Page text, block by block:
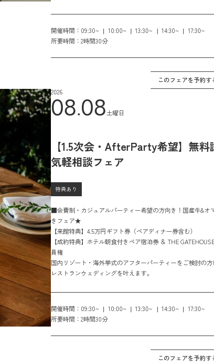
開催時間： 09:30~ 10:00~ 13:30~ 14:30~
17:30~
所要時間： 2時間30分
このフェアを予約す
2026
08.08土曜日
【1.5次会・AfterParty希望】無
気軽相談フェア
特典あり
■会費制・カジュアルパーティー希望の方向き！国産牛&オ
きフェア★
【来館特典】4.5万円ギフト券（ペアディナー券含む）
【成約特典】ホテル朝食付きペア宿泊券 ＆ THE
員権
国内リゾート・海外挙式のアフターパーティーをご検討の
レストランウェディングを叶えます。
開催時間： 09:30~ 10:00~ 13:30~ 14:30~
17:30~
所要時間： 2時間30分
このフェアを予約す